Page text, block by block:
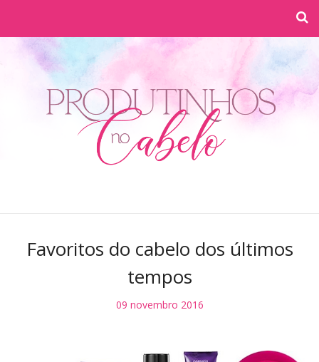
Favoritos do cabelo dos últimos
tempos
09 novembro 2016